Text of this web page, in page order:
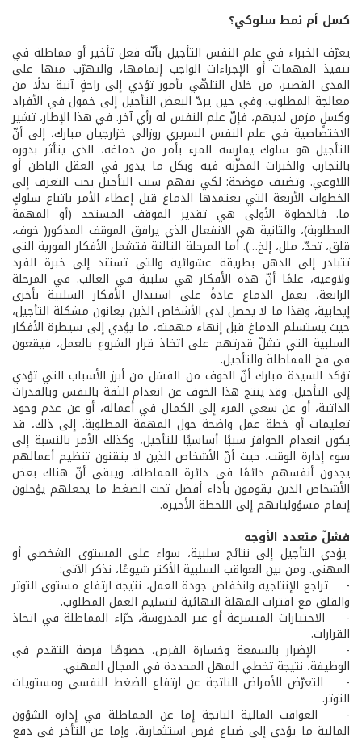
كسل أم نمط سلوكي؟
يعرّف الخبراء في علم النفس التأجيل بأنّه فعل تأخير أو مماطلة في
تنفيذ المهمات أو الإجراءات الواجب إتمامها، والتهرّب منها على
المدى القصير، من خلال التلهّي بأمور تؤدي إلى راحةٍ آنية بدلًا من
معالجة المطلوب. وفي حين يردّ البعض التأجيل إلى خمول في الأفراد
وكسلٍ مزمن لديهم، فإنّ علم النفس له رأي آخر. في هذا الإطار، تشير
الاختصاصية في علم النفس السريري روزالي خزارجيان مبارك، إلى أنّ
التأجيل هو سلوك يمارسه المرء بأمر من دماغه، الذي يتأثر بدوره
بالتجارب والخبرات المخزّنة فيه وبكل ما يدور في العقل الباطن أو
اللاوعي. وتضيف موضحة: لكي نفهم سبب التأجيل يجب التعرف إلى
الخطوات الأربعة التي يعتمدها الدماغ قبل إعطاء الأمر باتباع سلوكٍ
ما. فالخطوة الأولى هي تقدير الموقف المستجد (أو المهمة
المطلوبة)، والثانية هي الانفعال الذي يرافق الموقف المذكور( خوف،
قلق، تحدّ، ملل، إلخ…). أما المرحلة الثالثة فتشمل الأفكار الفورية التي
تتبادر إلى الذهن بطريقة عشوائية والتي تستند إلى خبرة الفرد
ولاوعيه، علمًا أنّ هذه الأفكار هي سلبية في الغالب. في المرحلة
الرابعة، يعمل الدماغ عادةً على استبدال الأفكار السلبية بأخرى
إيجابية، وهذا ما لا يحصل لدى الأشخاص الذين يعانون مشكلة التأجيل،
حيث يستسلم الدماغ قبل إنهاء مهمته، ما يؤدي إلى سيطرة الأفكار
السلبية التي تشلّ قدرتهم على اتخاذ قرار الشروع بالعمل، فيقعون
في فخ المماطلة والتأجيل.
تؤكد السيدة مبارك أنّ الخوف من الفشل من أبرز الأسباب التي تؤدي
إلى التأجيل. وقد ينتج هذا الخوف عن انعدام الثقة بالنفس وبالقدرات
الذاتية، أو عن سعي المرء إلى الكمال في أعماله، أو عن عدم وجود
تعليمات أو خطة عمل واضحة حول المهمة المطلوبة. إلى ذلك، قد
يكون انعدام الحوافز سببًا أساسيًا للتأجيل، وكذلك الأمر بالنسبة إلى
سوء إدارة الوقت، حيث أنّ الأشخاص الذين لا يتقنون تنظيم أعمالهم
يجدون أنفسهم دائمًا في دائرة المماطلة. ويبقى أنّ هناك بعض
الأشخاص الذين يقومون بأداء أفضل تحت الضغط ما يجعلهم يؤجلون
إتمام مسؤولياتهم إلى اللحظة الأخيرة.
فشلٌ متعدد الأوجه
يؤدي التأجيل إلى نتائج سلبية، سواء على المستوى الشخصي أو
المهني. ومن بين العواقب السلبية الأكثر شيوعًا، نذكر الآتي:
- تراجع الإنتاجية وانخفاض جودة العمل، نتيجة ارتفاع مستوى التوتر
والقلق مع اقتراب المهلة النهائية لتسليم العمل المطلوب.
- الاختيارات المتسرعة أو غير المدروسة، جرّاء المماطلة في اتخاذ
القرارات.
- الإضرار بالسمعة وخسارة الفرص، خصوصًا فرصة التقدم في
الوظيفة، نتيجة تخطي المهل المحددة في المجال المهني.
- التعرّض للأمراض الناتجة عن ارتفاع الضغط النفسي ومستويات
التوتر.
- العواقب المالية الناتجة إما عن المماطلة في إدارة الشؤون
المالية ما يؤدي إلى ضياع فرص استثمارية، وإما عن التأخر في دفع